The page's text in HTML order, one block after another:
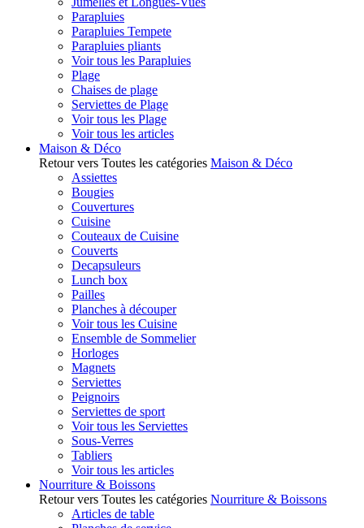
Parapluies
Parapluies Tempete
Parapluies pliants
Voir tous les Parapluies
Plage
Chaises de plage
Serviettes de Plage
Voir tous les Plage
Voir tous les articles
Maison & Déco
Retour vers Toutes les catégories Maison & Déco
Assiettes
Bougies
Couvertures
Cuisine
Couteaux de Cuisine
Couverts
Decapsuleurs
Lunch box
Pailles
Planches à découper
Voir tous les Cuisine
Ensemble de Sommelier
Horloges
Magnets
Serviettes
Peignoirs
Serviettes de sport
Voir tous les Serviettes
Sous-Verres
Tabliers
Voir tous les articles
Nourriture & Boissons
Retour vers Toutes les catégories Nourriture & Boissons
Articles de table